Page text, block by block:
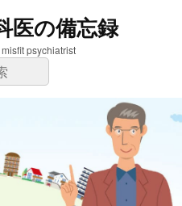
医の備忘録
psychiatrist